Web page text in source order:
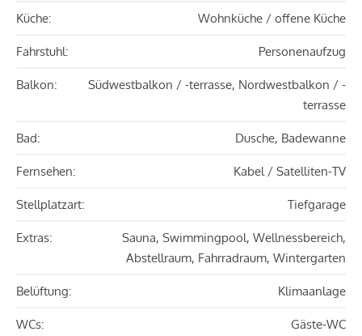
Küche: Wohnküche / offene Küche
Fahrstuhl: Personenaufzug
Balkon:
Südwestbalkon / -terrasse, Nordwestbalkon / -
terrasse
Bad: Dusche, Badewanne
Fernsehen: Kabel / Satelliten-TV
Stellplatzart: Tiefgarage
Extras:
Sauna, Swimmingpool, Wellnessbereich,
Abstellraum, Fahrradraum, Wintergarten
Belüftung: Klimaanlage
WCs: Gäste-WC